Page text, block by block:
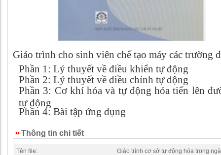
Giáo trình cho sinh viên chế tạo máy các trường
Phần 1: Lý thuyết về điều khiển tự động
Phần 2: Lý thuyết về điều chỉnh tự động
Phần 3: Cơ khí hóa và tự động hóa tiến lên
tự động
Phần 4: Bài tập ứng dụng
Thông tin chi tiết
Tên file: Giáo trình cơ sở tự động hóa trong